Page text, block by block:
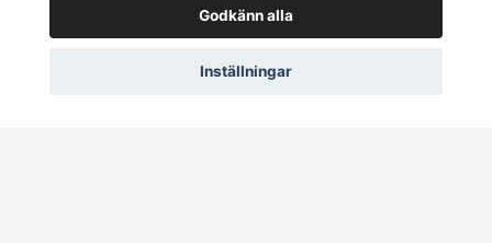
Godkänn alla
Inställningar